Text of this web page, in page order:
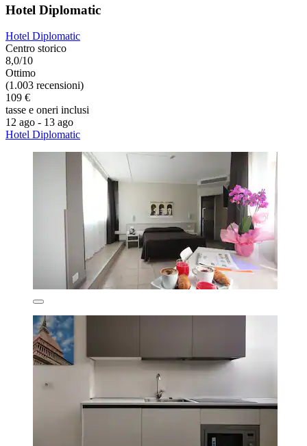
Hotel Diplomatic
Hotel Diplomatic
Centro storico
8,0/10
Ottimo
(1.003 recensioni)
109 €
tasse e oneri inclusi
12 ago - 13 ago
Hotel Diplomatic